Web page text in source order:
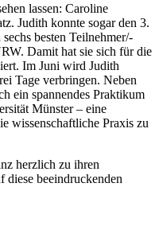
lassen: Caroline
Judith konnte sogar den 3.
besten Teilnehmer/-
Damit hat sie sich für die
Im Juni wird Judith
Tage verbringen. Neben
ein spannendes Praktikum
Münster – eine
wissenschaftliche Praxis zu
herzlich zu ihren
diese beeindruckenden